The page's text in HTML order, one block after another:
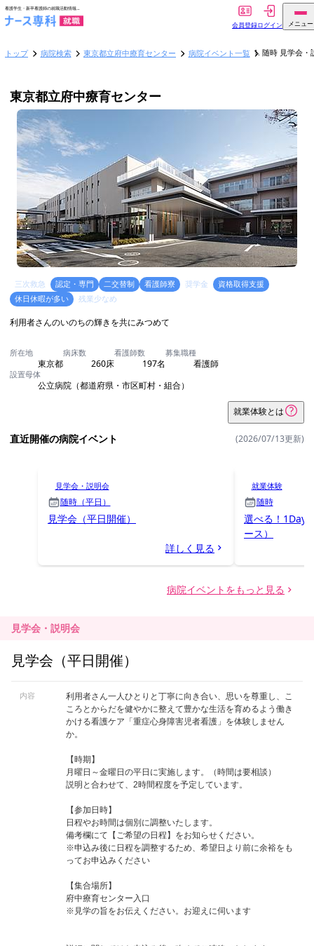
見学会・説明会
見学会（平日開催）
内容
利用者さん一人ひとりと丁寧に向き合い、思いを尊重し、こ
ころとからだを健やかに整えて豊かな生活を育めるよう働き
かける看護ケア「重症心身障害児者看護」を体験しません
か。
【時期】
月曜日～金曜日の平日に実施します。（時間は要相談）
説明と合わせて、2時間程度を予定しています。
【参加日時】
日程やお時間は個別に調整いたします。
備考欄にて【ご希望の日程】をお知らせください。
※申込み後に日程を調整するため、希望日より前に余裕をも
ってお申込みください
【集合場所】
府中療育センター入口
※見学の旨をお伝えください。お迎えに伺います